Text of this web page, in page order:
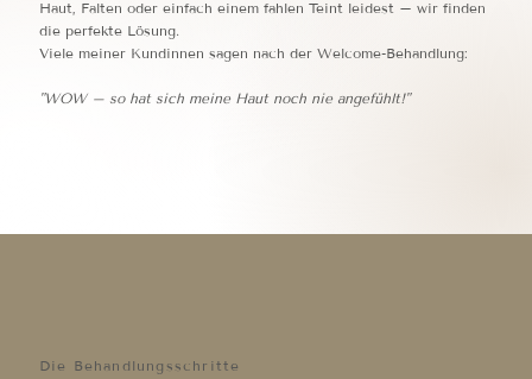
Haut, Falten oder einfach einem fahlen Teint leidest – wir finden
die perfekte Lösung.
Viele meiner Kundinnen sagen nach der Welcome-Behandlung:
"WOW – so hat sich meine Haut noch nie angefühlt!"
Die Behandlungsschritte